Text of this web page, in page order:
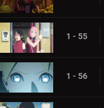
1 - 55
1 - 56